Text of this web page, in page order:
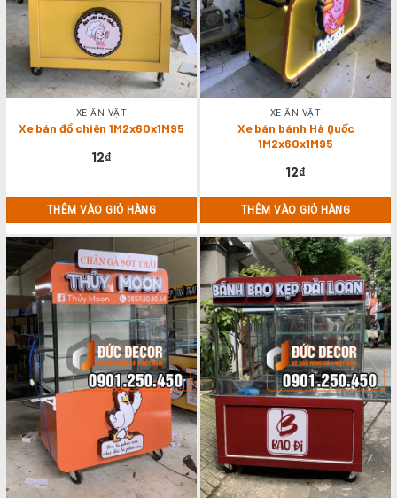
XE ĂN VẶT
Xe bán đồ chiên 1M2x60x1M95
12₫
THÊM VÀO GIỎ HÀNG
XE ĂN VẶT
Xe bán bánh Hà Quốc
1M2x60x1M95
12₫
THÊM VÀO GIỎ HÀNG